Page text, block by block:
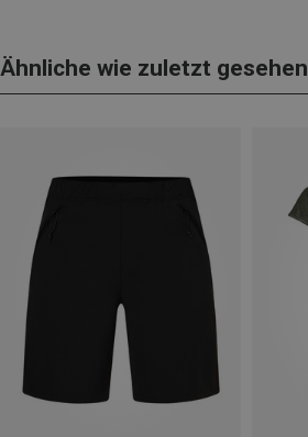
Ähnliche wie zuletzt gesehen